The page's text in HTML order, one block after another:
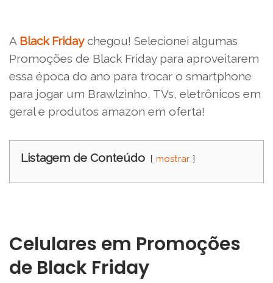
A Black Fridaychegou! Selecionei algumas
Promoções de Black Friday para aproveitarem
essa época do ano para trocar o smartphone
para jogar um Brawlzinho, TVs, eletrônicos em
geral e produtos amazon em oferta!
Listagem de Conteúdo mostrar
Celulares em Promoções
de Black Friday